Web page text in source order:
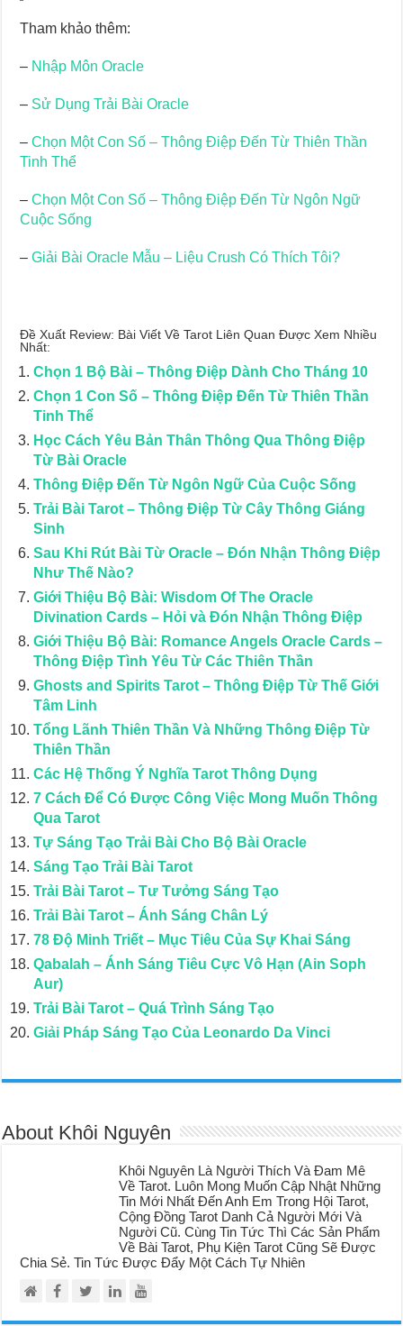
Tham khảo thêm:
– Nhập Môn Oracle
– Sử Dụng Trải Bài Oracle
–Chọn Một Con Số – Thông Điệp Đến Từ Thiên Thần
Tinh Thể
–Chọn Một Con Số – Thông Điệp Đến Từ Ngôn Ngữ
Cuộc Sống
–Giải Bài Oracle Mẫu – Liệu Crush Có Thích Tôi?
Đề Xuất Review: Bài Viết Về Tarot Liên Quan Được Xem Nhiều
Nhất:
Chọn 1 Bộ Bài – Thông Điệp Dành Cho Tháng 10
Chọn 1 Con Số – Thông Điệp Đến Từ Thiên Thần
Tinh Thể
Học Cách Yêu Bản Thân Thông Qua Thông Điệp
Từ Bài Oracle
Thông Điệp Đến Từ Ngôn Ngữ Của Cuộc Sống
Trải Bài Tarot – Thông Điệp Từ Cây Thông Giáng
Sinh
Sau Khi Rút Bài Từ Oracle – Đón Nhận Thông Điệp
Như Thế Nào?
Giới Thiệu Bộ Bài: Wisdom Of The Oracle
Divination Cards – Hỏi và Đón Nhận Thông Điệp
Giới Thiệu Bộ Bài: Romance Angels Oracle Cards –
Thông Điệp Tình Yêu Từ Các Thiên Thần
Ghosts and Spirits Tarot – Thông Điệp Từ Thế Giới
Tâm Linh
Tổng Lãnh Thiên Thần Và Những Thông Điệp Từ
Thiên Thần
Các Hệ Thống Ý Nghĩa Tarot Thông Dụng
7 Cách Để Có Được Công Việc Mong Muốn Thông
Qua Tarot
Tự Sáng Tạo Trải Bài Cho Bộ Bài Oracle
Sáng Tạo Trải Bài Tarot
Trải Bài Tarot – Tư Tưởng Sáng Tạo
Trải Bài Tarot – Ánh Sáng Chân Lý
78 Độ Minh Triết – Mục Tiêu Của Sự Khai Sáng
Qabalah – Ánh Sáng Tiêu Cực Vô Hạn (Ain Soph
Aur)
Trải Bài Tarot – Quá Trình Sáng Tạo
Giải Pháp Sáng Tạo Của Leonardo Da Vinci
About Khôi Nguyên
Khôi Nguyên Là Người Thích Và Đam Mê
Về Tarot. Luôn Mong Muốn Cập Nhật Những
Tin Mới Nhất Đến Anh Em Trong Hội Tarot,
Cộng Đồng Tarot Danh Cả Người Mới Và
Người Cũ. Cùng Tin Tức Thì Các Sản Phẩm
Về Bài Tarot, Phụ Kiện Tarot Cũng Sẽ Được
Chia Sẻ. Tin Tức Được Đẩy Một Cách Tự Nhiên